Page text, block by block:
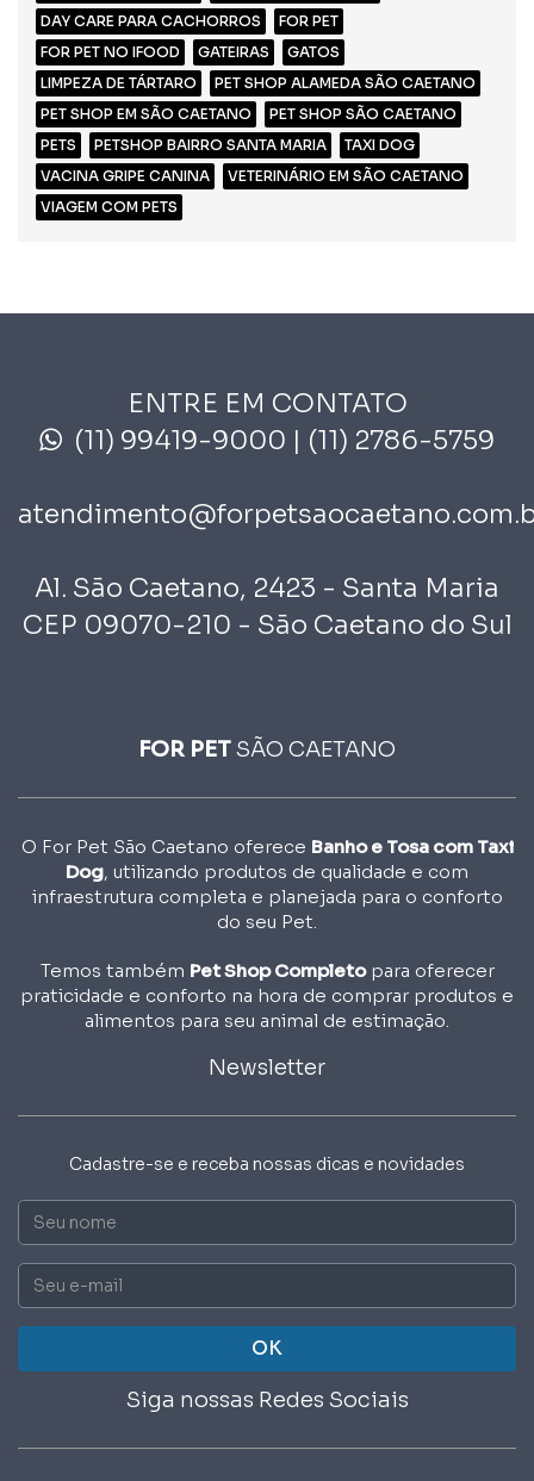
DAY CARE PARA CACHORROS
FOR PET
FOR PET NO IFOOD
GATEIRAS
GATOS
LIMPEZA DE TÁRTARO
PET SHOP ALAMEDA SÃO CAETANO
PET SHOP EM SÃO CAETANO
PET SHOP SÃO CAETANO
PETS
PETSHOP BAIRRO SANTA MARIA
TAXI DOG
VACINA GRIPE CANINA
VETERINÁRIO EM SÃO CAETANO
VIAGEM COM PETS
ENTRE EM CONTATO
(11) 99419-9000 | (11) 2786-5759
Al. São Caetano, 2423 - Santa Maria
CEP 09070-210 - São Caetano do Sul
FOR PETSÃO CAETANO
O For Pet São Caetano oferece Banho e Tosa com Taxi
Dog, utilizando produtos de qualidade e com
infraestrutura completa e planejada para o conforto
do seu Pet.
Temos também Pet Shop Completopara oferecer
praticidade e conforto na hora de comprar produtos e
alimentos para seu animal de estimação.
Newsletter
Cadastre-se e receba nossas dicas e novidades
Nome
Email
OK
Siga nossas Redes Sociais